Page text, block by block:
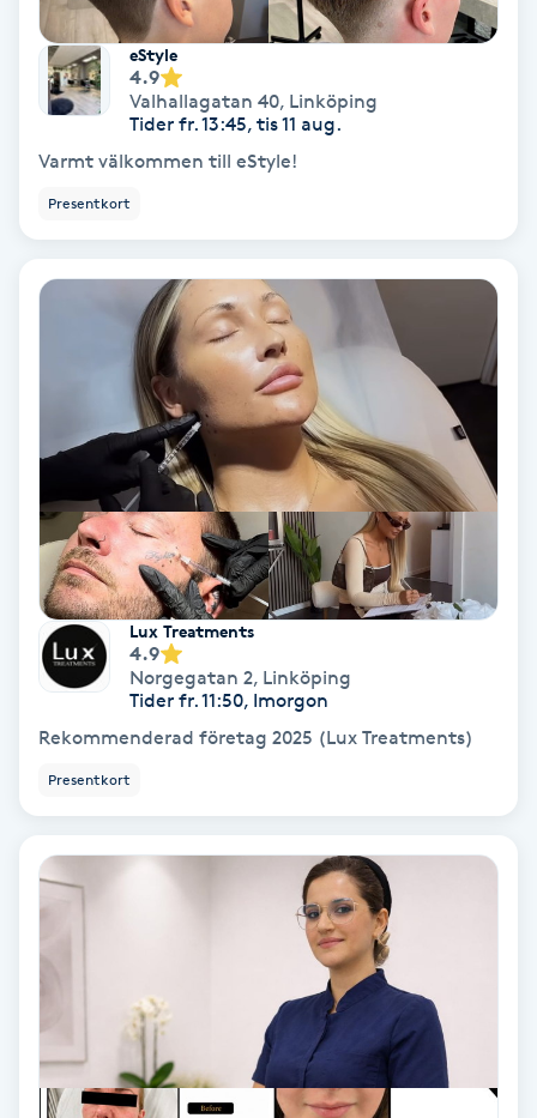
Nagelförlängning
Nagelförlängning akryl
Nagelförlängning gelé
Nagelförlängning glasfiber
Nagelförlängning silke
Nagelförstärkning
Nagelklippning
Nagelsvamp
Nageltrång
Nagelvård
Naglar borttagning
Naglar reparation
Navelpiercing
Ny frisyr
eStyle
4.9
Valhallagatan 40, Linköping
Tider fr. 13:45, tis 11 aug.
Varmt välkommen till eStyle!
Presentkort
Lux Treatments
4.9
Norgegatan 2, Linköping
Tider fr. 11:50, Imorgon
Rekommenderad företag 2025 (Lux Treatments)
Presentkort